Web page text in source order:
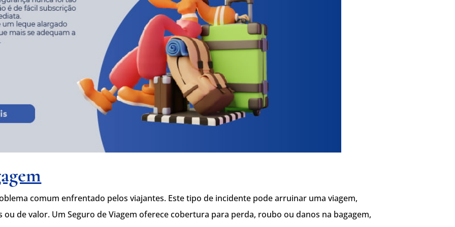
comum enfrentado pelos viajantes. Este tipo de incidente pode arruinar uma viagem,
de valor. Um Seguro de Viagem oferece cobertura para perda, roubo ou danos na bagagem,